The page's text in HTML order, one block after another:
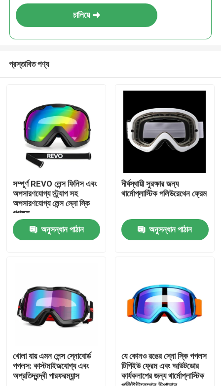
বাড়ি
পণ্য
আমাদের সম্পর্কে
চালিয়ে
প্রস্তাবিত পণ্য
সম্পূর্ণ REVO লেন্স ফিনিস এবং
অপসারণযোগ্য স্ট্র্যাপ সহ
অপসারণযোগ্য লেন্স স্নো স্কি
গগলস
অনুসন্ধান পাঠান
দীর্ঘস্থায়ী সুরক্ষার জন্য
থার্মোপ্লাস্টিক পলিউরেথেন ফ্রেম
অনুসন্ধান পাঠান
খোলা যায় এমন লেন্স স্নোবোর্ড
গগলস: কাস্টমাইজযোগ্য এবং
অপ্রতিদ্বন্দ্বী পারফরম্যান্স
যে কোনও রঙের স্নো স্কি গগলস
টিপিইউ ফ্রেম এবং আউটডোর
কার্যকলাপের জন্য থার্মোপ্লাস্টিক